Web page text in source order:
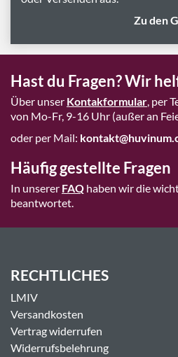
Zu den
Hast du Fragen? Wir
Über unser Kontakformular, per
von Mo-Fr, 9-16 Uhr (außer an
oder per Mail:
Häufig gestellte Fragen
In unserer FAQ haben wir die
beantwortet.
RECHTLICHES
LMIV
Versandkosten
Vertrag widerrufen
Widerrufsbelehrung